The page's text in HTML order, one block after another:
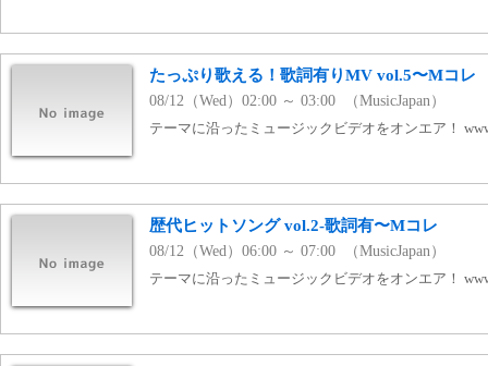
たっぷり歌える！歌詞有りMV vol.5〜Mコレ
08/12（Wed）02:00 ～ 03:00 （MusicJapan）
テーマに沿ったミュージックビデオをオンエア！
歴代ヒットソング vol.2-歌詞有〜Mコレ
08/12（Wed）06:00 ～ 07:00 （MusicJapan）
テーマに沿ったミュージックビデオをオンエア！